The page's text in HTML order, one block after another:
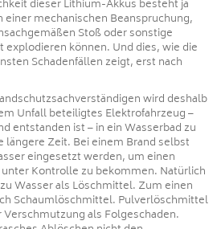
dieser Lithium-Akkus besteht ja
einer mechanischen Beanspruchung,
Stoß oder sonstige
können. Und dies, wie die
Schadenfällen zeigt, erst nach
wird deshalb
Unfall beteiligtes Elektrofahrzeug –
entstanden ist – in ein Wasserbad zu
längere Zeit. Bei einem Brand selbst
eingesetzt werden, um einen
Kontrolle zu bekommen. Natürlich
Wasser als Löschmittel. Zum einen
Schaumlöschmittel. Pulverlöschmittel
als Folgeschaden.